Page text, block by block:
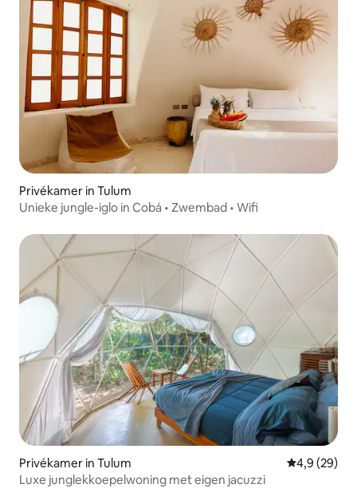
Privékamer in Tulum
Unieke jungle-iglo in Cobá • Zwembad • Wifi
Privékamer in Tulum Gemiddelde
4,9 (29)
Luxe junglekkoepelwoning met eigen jacuzzi